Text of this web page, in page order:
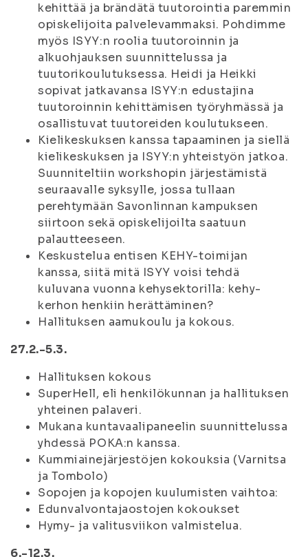
kehittää ja brändätä tuutorointia paremmin
opiskelijoita palvelevammaksi. Pohdimme
myös ISYY:n roolia tuutoroinnin ja
alkuohjauksen suunnittelussa ja
tuutorikoulutuksessa. Heidi ja Heikki
sopivat jatkavansa ISYY:n edustajina
tuutoroinnin kehittämisen työryhmässä ja
osallistuvat tuutoreiden koulutukseen.
Kielikeskuksen kanssa tapaaminen ja siellä
kielikeskuksen ja ISYY:n yhteistyön jatkoa.
Suunniteltiin workshopin järjestämistä
seuraavalle syksylle, jossa tullaan
perehtymään Savonlinnan kampuksen
siirtoon sekä opiskelijoilta saatuun
palautteeseen.
Keskustelua entisen KEHY-toimijan
kanssa, siitä mitä ISYY voisi tehdä
kuluvana vuonna kehysektorilla: kehy-
kerhon henkiin herättäminen?
Hallituksen aamukoulu ja kokous.
27.2.-5.3.
Hallituksen kokous
SuperHell, eli henkilökunnan ja hallituksen
yhteinen palaveri.
Mukana kuntavaalipaneelin suunnittelussa
yhdessä POKA:n kanssa.
Kummiainejärjestöjen kokouksia (Varnitsa
ja Tombolo)
Sopojen ja kopojen kuulumisten vaihtoa:
Edunvalvontajaostojen kokoukset
Hymy- ja valitusviikon valmistelua.
6.-12.3.